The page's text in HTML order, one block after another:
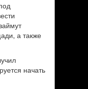
а также
начать